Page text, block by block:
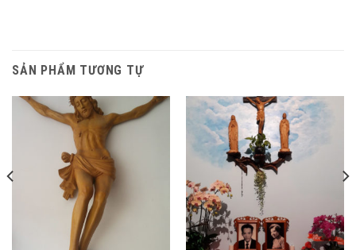
SẢN PHẨM TƯƠNG TỰ